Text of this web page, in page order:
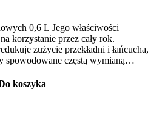
0,6 L Jego właściwości
korzystanie przez cały rok.
zużycie przekładni i łańcucha,
spowodowane częstą wymianą
koszyka